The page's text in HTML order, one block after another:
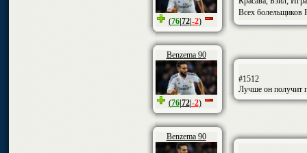
(76|72|-2)
Всех болельщиков
Benzema 90
(76|72|-2)
#1512
Лучше он получит
Benzema 90